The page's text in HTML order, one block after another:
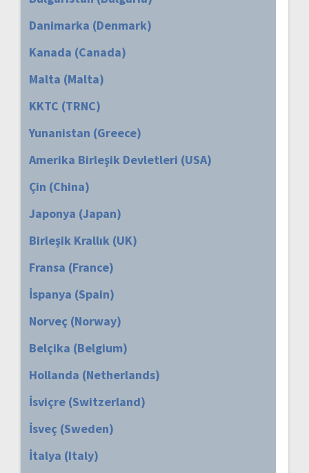
Danimarka (Denmark)
Kanada (Canada)
Malta (Malta)
KKTC (TRNC)
Yunanistan (Greece)
Amerika Birleşik Devletleri (USA)
Çin (China)
Japonya (Japan)
Birleşik Krallık (UK)
Fransa (France)
İspanya (Spain)
Norveç (Norway)
Belçika (Belgium)
Hollanda (Netherlands)
İsviçre (Switzerland)
İsveç (Sweden)
İtalya (Italy)